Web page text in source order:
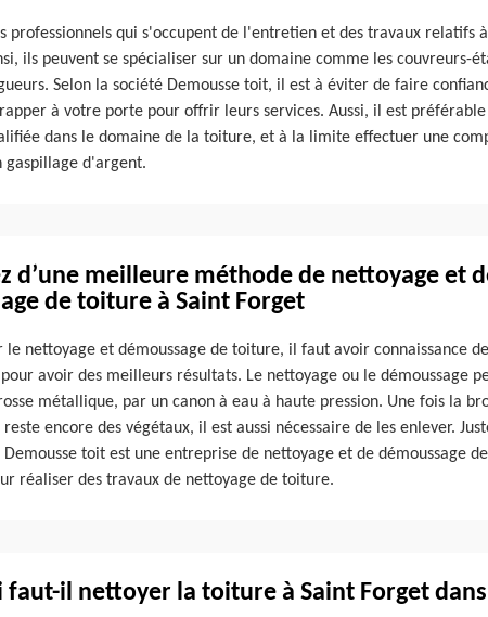
professionnels qui s'occupent de l'entretien et des travaux relatifs
ils peuvent se spécialiser sur un domaine comme les couvreurs-
Selon la société Demousse toit, il est à éviter de faire
à votre porte pour offrir leurs services. Aussi, il est
dans le domaine de la toiture, et à la limite effectuer une
gaspillage d'argent.
d’une meilleure méthode de nettoyage et
de toiture à Saint Forget
le nettoyage et démoussage de toiture, il faut avoir connaissance
avoir des meilleurs résultats. Le nettoyage ou le démoussage
métallique, par un canon à eau à haute pression. Une fois la
reste encore des végétaux, il est aussi nécessaire de les enlever.
Demousse toit est une entreprise de nettoyage et de démoussage
réaliser des travaux de nettoyage de toiture.
faut-il nettoyer la toiture à Saint Forget